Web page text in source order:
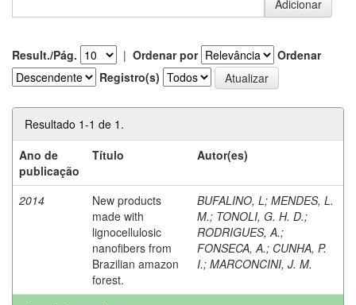
Result./Pág. | Ordenar por
Ordenar
Registro(s)
Resultado 1-1 de 1.
Ano de
publicação
Título Autor(es)
2014
New products
made with
lignocellulosic
nanofibers from
Brazilian amazon
forest.
BUFALINO, L; MENDES, L.
M.; TONOLI, G. H. D.;
RODRIGUES, A.;
FONSECA, A.; CUNHA, P.
I.; MARCONCINI, J. M.